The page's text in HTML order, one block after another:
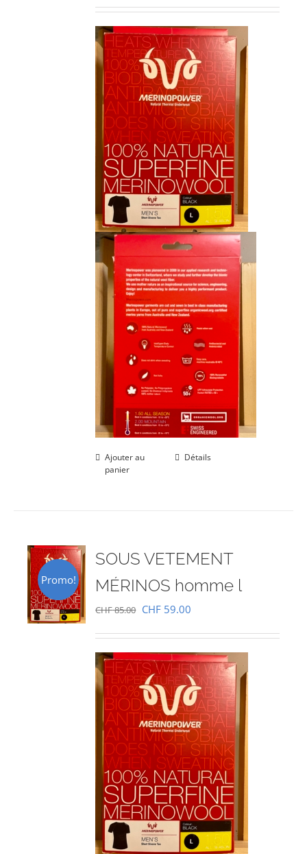
initial
était :
CHF 85.00.
actuel
est :
CHF 59.00.
Ajouter au
panier
Détails
Promo!
SOUS VETEMENT
MÉRINOS homme l
CHF85.00 Le
initial
était :
CHF 85.00.
CHF 59.00
actuel
est :
CHF 59.00.